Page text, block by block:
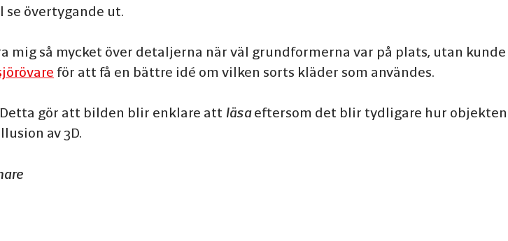
övertygande ut.
mig så mycket över detaljerna när väl grundformerna var på plats, utan kunde
för att få en bättre idé om vilken sorts kläder som användes.
gör att bilden blir enklare att läsaeftersom det blir tydligare hur objekten
av 3D.